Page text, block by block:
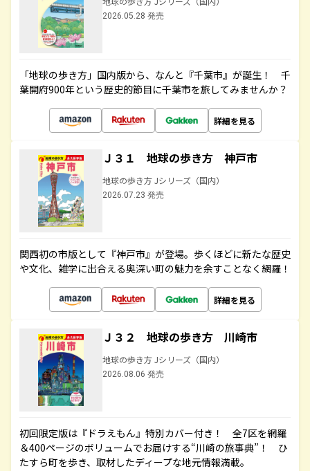
2026.05.28 発売
「地球の歩き方」国内版から、なんと『千葉市』が誕生！ 千
葉開府900年という歴史的節目に千葉市を旅してみませんか？
詳細を見る
Ｊ３１ 地球の歩き方 神戸市
地球の歩き方 Jシリーズ（国内）
2026.07.23 発売
関西初の市版として『神戸市』が登場。歩くほどに新たな歴史
や文化、雑学に出合える奥深い町の魅力を余すことなく網羅！
詳細を見る
Ｊ３２ 地球の歩き方 川崎市
地球の歩き方 Jシリーズ（国内）
2026.08.06 発売
初回限定版は『ドラえもん』特別カバー付き！ 全7区を網羅
＆400ページのボリュームでお届けする“川崎の旅事典”！ ひ
たすら町を歩き、取材したディープな地元情報満載。